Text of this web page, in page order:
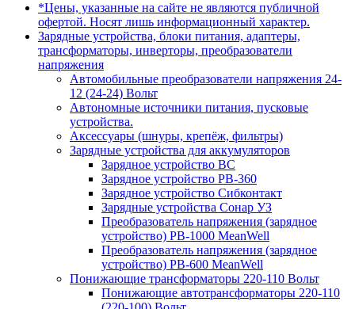
*Цены, указанные на сайте не являются публичной
офертой. Носят лишь информационный характер.
Зарядные устройства, блоки питания, адаптеры,
трансформаторы, инверторы, преобразователи
напряжения
Автомобильные преобразователи напряжения 24-
12 (24-24) Вольт
Автономные источники питания, пусковые
устройства.
Аксессуары (шнуры, крепёж, фильтры)
Зарядные устройства для аккумуляторов
Зарядное устройство BC
Зарядное устройство PB-360
Зарядное устройство Сибконтакт
Зарядные устройства Сонар УЗ
Преобразователь напряжения (зарядное
устройство) PB-1000 MeanWell
Преобразователь напряжения (зарядное
устройство) PB-600 MeanWell
Понижающие трансформаторы 220-110 Вольт
Понижающие автотрансформаторы 220-110